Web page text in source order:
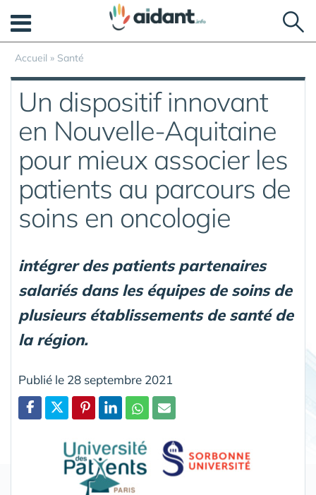
Accueil » Santé
Un dispositif innovant
en Nouvelle-Aquitaine
pour mieux associer les
patients au parcours de
soins en oncologie
intégrer des patients partenaires
salariés dans les équipes de soins de
plusieurs établissements de santé de
la région.
Publié le 28 septembre 2021
Panneau de gestion des cookies